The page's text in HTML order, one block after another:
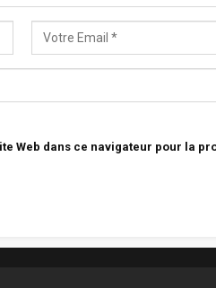
Web dans ce navigateur pour la